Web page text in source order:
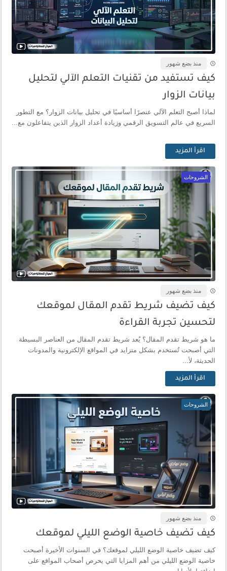
منذ بضع شهور
كيف تستفيد من تقنيات التعلم الآلي لتحليل
بيانات الزوار
لماذا أصبح التعلم الآلي عنصرًا أساسيًا في تحليل بيانات الزوار؟ مع التطور
السريع في عالم التسويق الرقمي وزيادة أعداد الزوار الذين يتفاعلون مع...
اقرأ المزيد
الشروحات
منذ بضع شهور
كيف تضيف شريط تقدم المقال لموقعك
لتحسين تجربة القراءة
ما هو شريط تقدم المقال؟ يُعد شريط تقدم المقال من العناصر البسيطة
التي أصبحت تُستخدم بشكل متزايد في المواقع الإلكترونية والمدونات
الحديثة، لأ...
اقرأ المزيد
الشروحات
منذ بضع شهور
كيف تضيف خاصية الوضع الليلي لموقعك
كيف تضيف خاصية الوضع الليلي لموقعك؟ في السنوات الأخيرة أصبحت
خاصية الوضع الليلي من أهم المزايا التي يحرص أصحاب المواقع على